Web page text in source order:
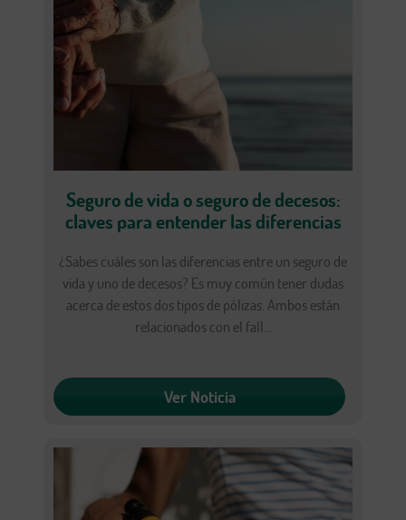
Seguro de vida o seguro de decesos:
claves para entender las diferencias
¿Sabes cuáles son las diferencias entre un seguro de
vida y uno de decesos? Es muy común tener dudas
acerca de estos dos tipos de pólizas. Ambos están
relacionados con el fall...
Ver Noticia